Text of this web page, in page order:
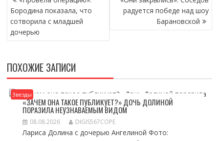
ПО
ЗАПИСЯМ
Бородина показала, что
сотворила с младшей
дочерью
радуется победе над шоу
Барановской
ПОХОЖИЕ ЗАПИСИ
Звезды
«ЗАЧЕМ ОНА ТАКОЕ ПУБЛИКУЕТ?» ДОЧЬ ДОЛИНОЙ
ПОРАЗИЛА НЕУЗНАВАЕМЫМ ВИДОМ
08.08.2026 DIGIS567COPE
Лариса Долина с дочерью Ангелиной Фото: